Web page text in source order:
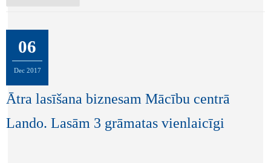
06
Dec 2017
Ātra lasīšana biznesam Mācību centrā
Lando. Lasām 3 grāmatas vienlaicīgi